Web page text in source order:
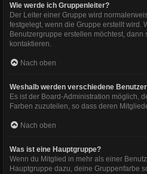
Wie werde ich Gruppenleiter?
Der Leiter einer Gruppe wird
festgelegt, wenn die Gruppe erstellt wird.
Benutzergruppe erstellen möchtest, dann
kontaktieren.
Nach oben
Weshalb werden verschiedene
Es ist der Board-Administration möglich,
Farben zuzuteilen, so dass deren
Nach oben
Was ist eine Hauptgruppe?
Wenn du Mitglied in mehr als einer
Hauptgruppe dazu, deine Gruppenfarbe